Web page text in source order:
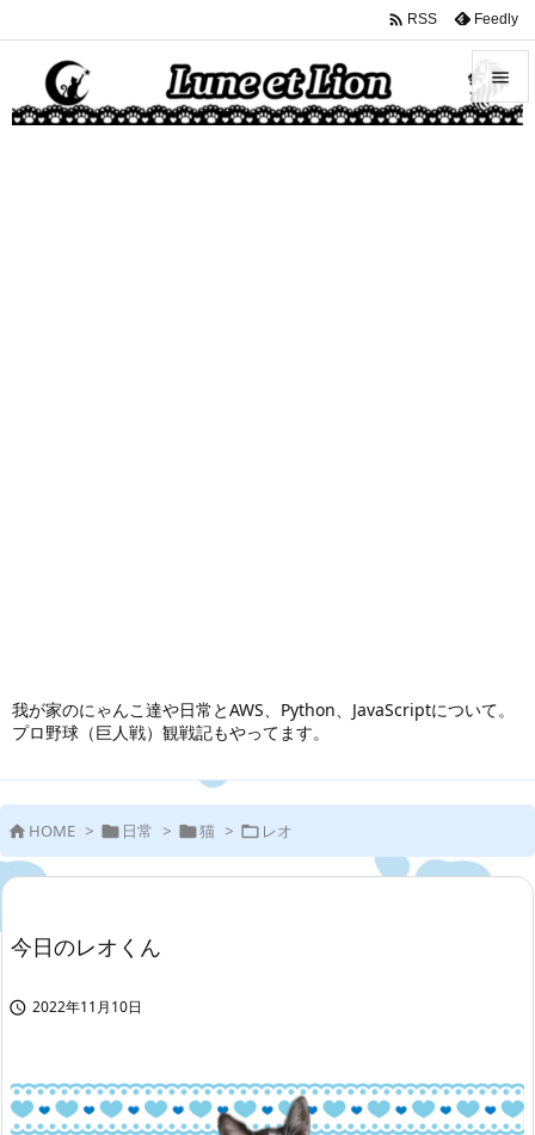
我が家のにゃんこ達や日常とAWS、Python、JavaScriptについて。
プロ野球（巨人戦）観戦記もやってます。


 RSS Feedly
 HOME >  日常 > 猫 >  レオ
今日のレオくん
 2022年11月10日